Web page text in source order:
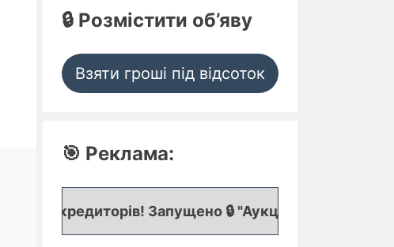
🔒 Розмістити об’яву
Взяти гроші під відсоток
🎯 Реклама:
Запущено 🔒 "Аукціон кредитних заявок", де